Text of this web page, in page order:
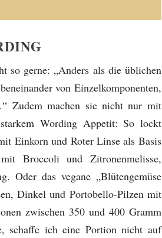
so gerne: „Anders als die üblichen
von Einzelkomponenten,
Zudem machen sie nicht nur mit
Wording Appetit: So lockt
Einkorn und Roter Linse als Basis
Broccoli und Zitronenmelisse,
Oder das vegane „Blütengemüse
Dinkel und Portobello-Pilzen mit
zwischen 350 und 400 Gramm
schaffe ich eine Portion nicht auf